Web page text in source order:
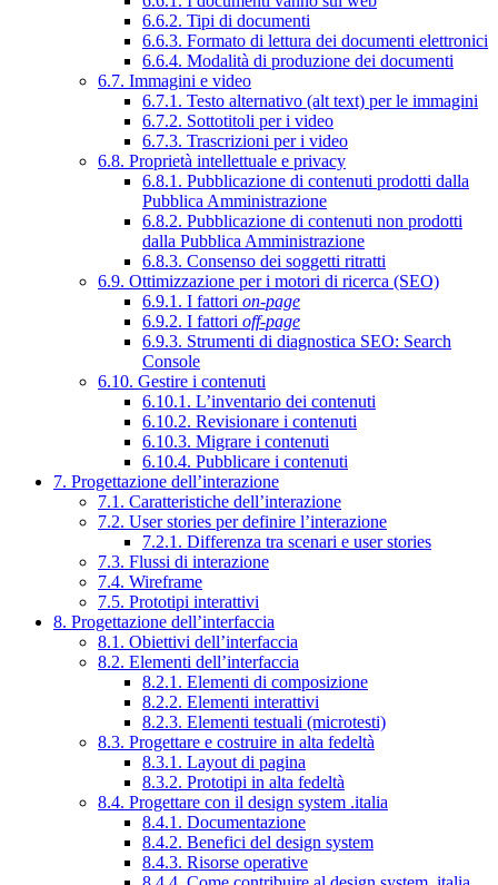
6.6.2. Tipi di documenti
6.6.3. Formato di lettura dei documenti elettronici
6.6.4. Modalità di produzione dei documenti
6.7. Immagini e video
6.7.1. Testo alternativo (alt text) per le immagini
6.7.2. Sottotitoli per i video
6.7.3. Trascrizioni per i video
6.8. Proprietà intellettuale e privacy
6.8.1. Pubblicazione di contenuti prodotti dalla
Pubblica Amministrazione
6.8.2. Pubblicazione di contenuti non prodotti
dalla Pubblica Amministrazione
6.8.3. Consenso dei soggetti ritratti
6.9. Ottimizzazione per i motori di ricerca (SEO)
6.9.1. I fattori on-page
6.9.2. I fattori off-page
6.9.3. Strumenti di diagnostica SEO: Search
Console
6.10. Gestire i contenuti
6.10.1. L’inventario dei contenuti
6.10.2. Revisionare i contenuti
6.10.3. Migrare i contenuti
6.10.4. Pubblicare i contenuti
7. Progettazione dell’interazione
7.1. Caratteristiche dell’interazione
7.2. User stories per definire l’interazione
7.2.1. Differenza tra scenari e user stories
7.3. Flussi di interazione
7.4. Wireframe
7.5. Prototipi interattivi
8. Progettazione dell’interfaccia
8.1. Obiettivi dell’interfaccia
8.2. Elementi dell’interfaccia
8.2.1. Elementi di composizione
8.2.2. Elementi interattivi
8.2.3. Elementi testuali (microtesti)
8.3. Progettare e costruire in alta fedeltà
8.3.1. Layout di pagina
8.3.2. Prototipi in alta fedeltà
8.4. Progettare con il design system .italia
8.4.1. Documentazione
8.4.2. Benefici del design system
8.4.3. Risorse operative